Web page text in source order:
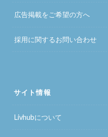
広告掲載をご希望の方へ
採用に関するお問い合わせ
サイト情報
Livhubについて